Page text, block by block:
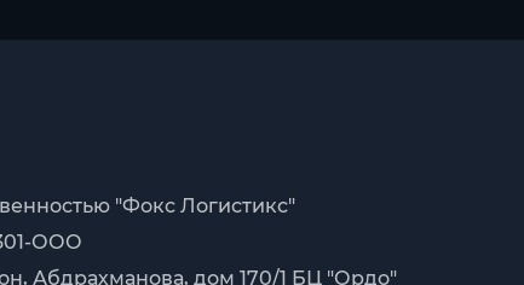
"Фокс Логистикс"
ООО
Абдрахманова, дом 170/1 БЦ "Ордо"